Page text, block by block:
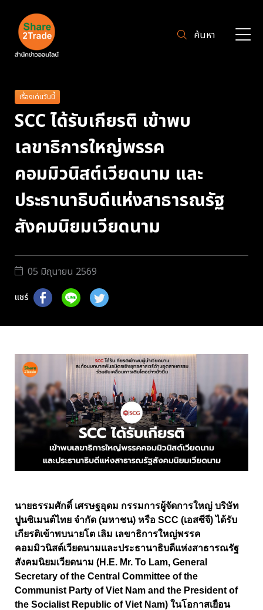
ค้นหา
เรื่องเด่นวันนี้
SCC ได้รับเกียรติ เข้าพบ
เลขาธิการใหญ่พรรค
คอมมิวนิสต์เวียดนาม และ
ประธานาธิบดีแห่งสาธารณรัฐ
สังคมนิยมเวียดนาม
05 มิถุนายน 2569
แชร์
นายธรรมศักดิ์ เศรษฐอุดม กรรมการผู้จัดการใหญ่ บริษัท
ปูนซิเมนต์ไทย จำกัด (มหาชน) หรือ SCC (เอสซีจี) ได้รับ
เกียรติเข้าพบนายโต เลิม เลขาธิการใหญ่พรรค
คอมมิวนิสต์เวียดนามและประธานาธิบดีแห่งสาธารณรัฐ
สังคมนิยมเวียดนาม (H.E. Mr. To Lam, General
Secretary of the Central Committee of the
Communist Party of Viet Nam and the President of
the Socialist Republic of Viet Nam) ในโอกาสเยือน